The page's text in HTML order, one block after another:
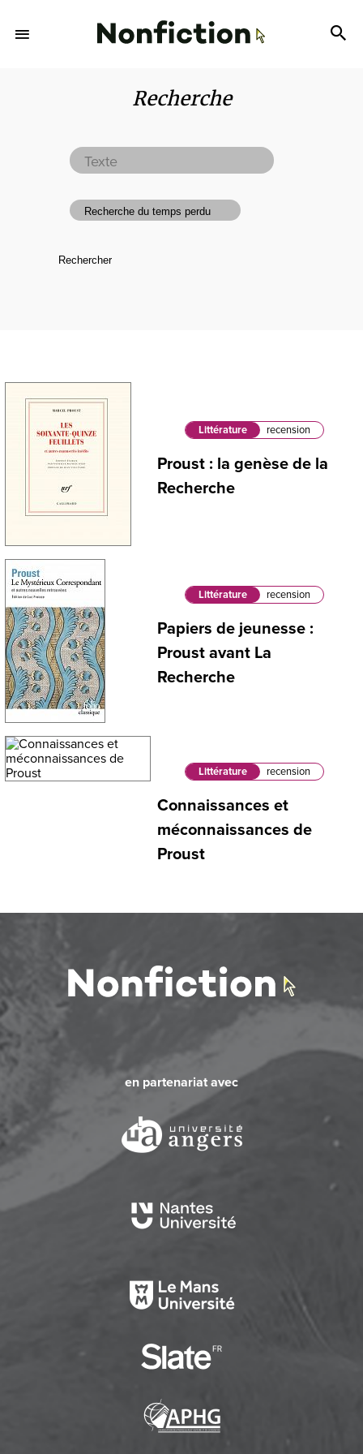
Recherche
Littérature recension
Proust : la genèse de la
Recherche
Littérature recension
Papiers de jeunesse :
Proust avant La
Recherche
Littérature recension
Connaissances et
méconnaissances de
Proust
en partenariat avec